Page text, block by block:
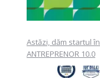
Astăzi, dăm startul
ANTREPRENOR 10.0